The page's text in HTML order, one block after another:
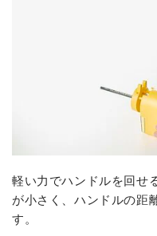
軽い力でハンドルを回せ
が小さく、ハンドルの距
す。